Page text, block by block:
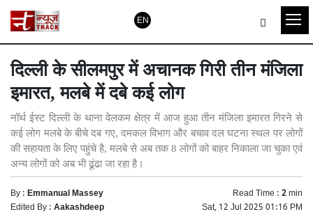
EN
दिल्ली के सीलमपुर में अचानक गिरी तीन मंजिला
इमारत, मलबे में दबे कई लोग
नॉर्थ ईस्ट दिल्ली के थाना वेलकम क्षेत्र में आज हुआ तीन मंजिला इमारत गिरने से
कई लोग मलबे के बीचे दब गए, दमकल विभाग और बचाव दल घटना स्थल पर लोगों
की सहायता के लिए पहुंचे है, मलबे से अब तक 8 लोगों को बाहर निकाला जा चुका एवं
अन्य लोगों को अब भी ढूंढा जा रहा है।
By :Emmanual Massey Read Time :2min
Edited By :Aakashdeep Sat, 12 Jul 2025 01:16 PM